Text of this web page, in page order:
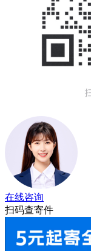
在线咨询
扫码查寄件